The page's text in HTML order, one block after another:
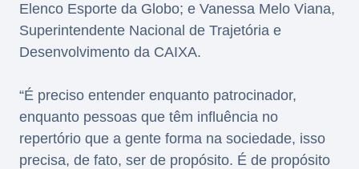
Elenco Esporte da Globo; e Vanessa Melo Viana,
Superintendente Nacional de Trajetória e
Desenvolvimento da CAIXA.
“É preciso entender enquanto patrocinador,
enquanto pessoas que têm influência no
repertório que a gente forma na sociedade, isso
precisa, de fato, ser de propósito. É de propósito